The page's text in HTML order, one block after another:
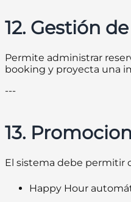
12. Gestión
Permite administrar
booking y proyecta una
---
13.
El sistema debe permitir
Happy Hour